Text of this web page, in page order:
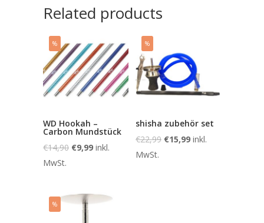
Related products
%
WD Hookah –
Carbon Mundstück
€14,90 €9,99 inkl.
MwSt.
%
shisha zubehör set
€22,99 €15,99 inkl.
MwSt.
%